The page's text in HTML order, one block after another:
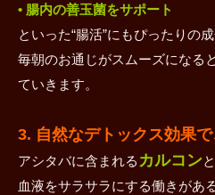
• 腸内の善玉菌をサポート
といった“腸活”にもぴったりの
毎朝のお通じがスムーズになる
ていきます。
3. 自然なデトックス効果
アシタバに含まれる カルコン
血液をサラサラにする働きがあ